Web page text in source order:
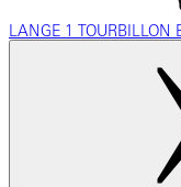
LANGE 1 TOURBILLON